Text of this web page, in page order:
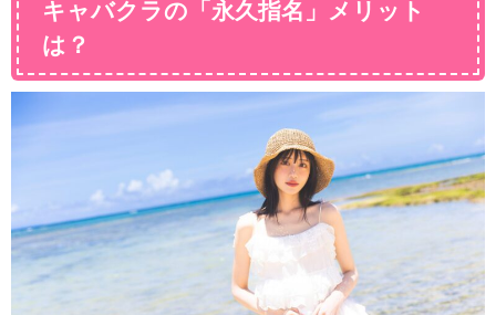
キャバクラの「永久指名」メリット
は？